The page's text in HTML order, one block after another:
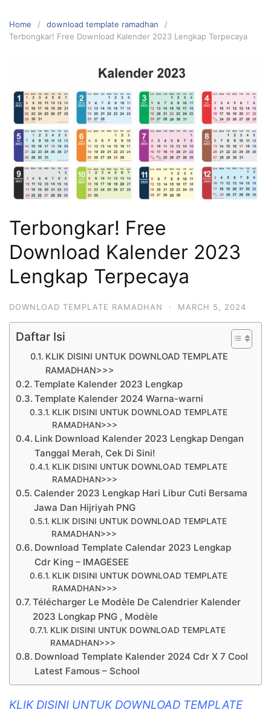
Home
download template ramadhan
Terbongkar! Free Download Kalender 2023 Lengkap Terpecaya
Terbongkar! Free
Download Kalender 2023
Lengkap Terpecaya
DOWNLOAD TEMPLATE RAMADHAN · MARCH 5, 2024
Daftar Isi
KLIK DISINI UNTUK DOWNLOAD TEMPLATE
RAMADHAN>>>
Template Kalender 2023 Lengkap
Template Kalender 2024 Warna-warni
KLIK DISINI UNTUK DOWNLOAD TEMPLATE
RAMADHAN>>>
Link Download Kalender 2023 Lengkap Dengan
Tanggal Merah, Cek Di Sini!
KLIK DISINI UNTUK DOWNLOAD TEMPLATE
RAMADHAN>>>
Calender 2023 Lengkap Hari Libur Cuti Bersama
Jawa Dan Hijriyah PNG
KLIK DISINI UNTUK DOWNLOAD TEMPLATE
RAMADHAN>>>
Download Template Calendar 2023 Lengkap
Cdr King – IMAGESEE
KLIK DISINI UNTUK DOWNLOAD TEMPLATE
RAMADHAN>>>
Télécharger Le Modèle De Calendrier Kalender
2023 Longkap PNG , Modèle
KLIK DISINI UNTUK DOWNLOAD TEMPLATE
RAMADHAN>>>
Download Template Kalender 2024 Cdr X 7 Cool
Latest Famous – School
KLIK DISINI UNTUK DOWNLOAD TEMPLATE